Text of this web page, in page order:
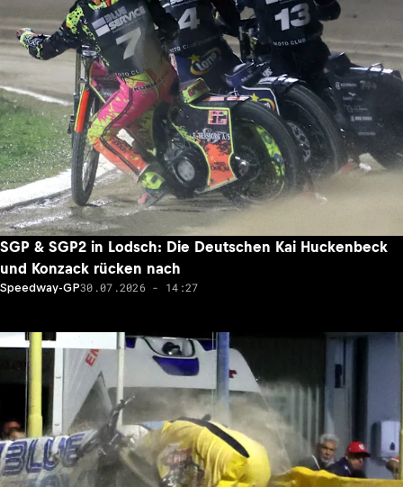
SGP & SGP2 in Lodsch: Die Deutschen Kai Huckenbeck
und Konzack rücken nach
Speedway-GP30.07.2026 - 14:27